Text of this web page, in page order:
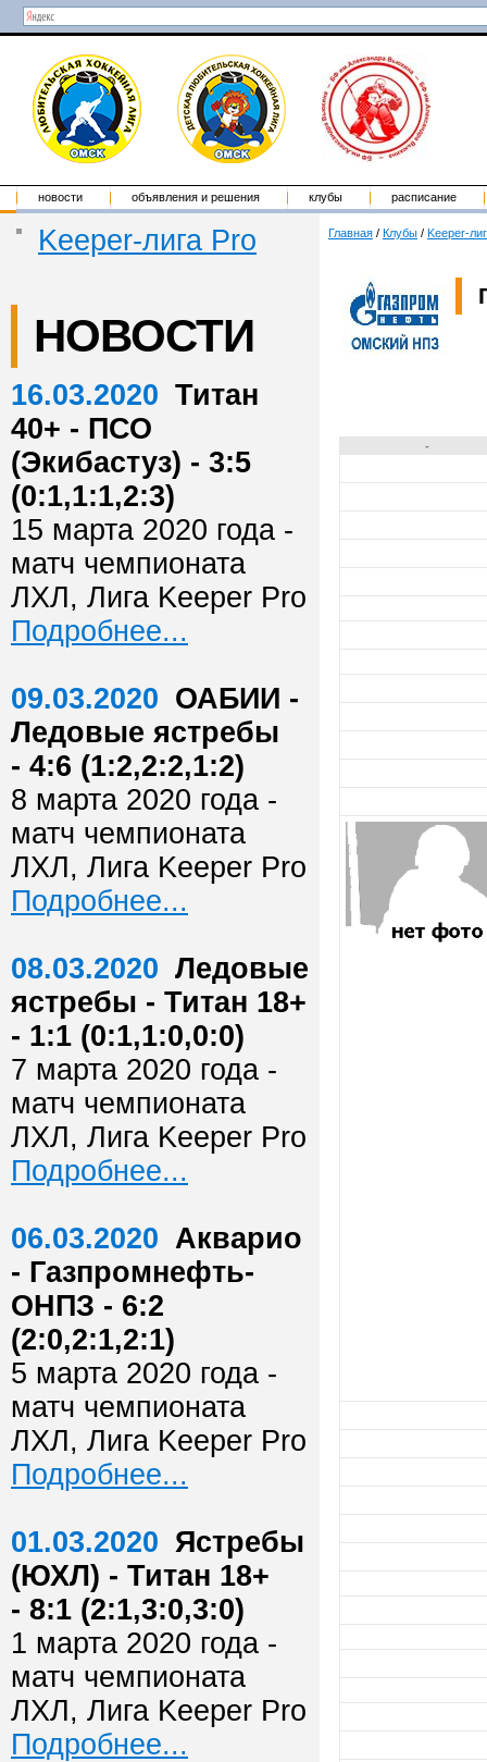
новости объявления и решения клубы расписание
Keeper-лига Pro
НОВОСТИ
16.03.2020 Титан
40+ - ПСО
(Экибастуз) - 3:5
(0:1,1:1,2:3)
15 марта 2020 года -
матч чемпионата
ЛХЛ, Лига Keeper Pro
Подробнее...
09.03.2020 ОАБИИ -
Ледовые ястребы
- 4:6 (1:2,2:2,1:2)
8 марта 2020 года -
матч чемпионата
ЛХЛ, Лига Keeper Pro
Подробнее...
08.03.2020 Ледовые
ястребы - Титан 18+
- 1:1 (0:1,1:0,0:0)
7 марта 2020 года -
матч чемпионата
ЛХЛ, Лига Keeper Pro
Подробнее...
06.03.2020 Акварио
- Газпромнефть-
ОНПЗ - 6:2
(2:0,2:1,2:1)
5 марта 2020 года -
матч чемпионата
ЛХЛ, Лига Keeper Pro
Подробнее...
01.03.2020 Ястребы
(ЮХЛ) - Титан 18+
- 8:1 (2:1,3:0,3:0)
1 марта 2020 года -
матч чемпионата
ЛХЛ, Лига Keeper Pro
Подробнее...
Главная / Клубы / Keeper-
-